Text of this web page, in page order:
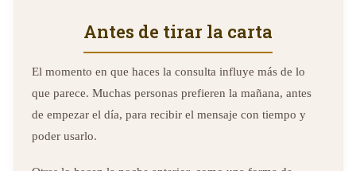
Antes de tirar la carta
El momento en que haces la consulta influye más de lo
que parece. Muchas personas prefieren la mañana, antes
de empezar el día, para recibir el mensaje con tiempo y
poder usarlo.